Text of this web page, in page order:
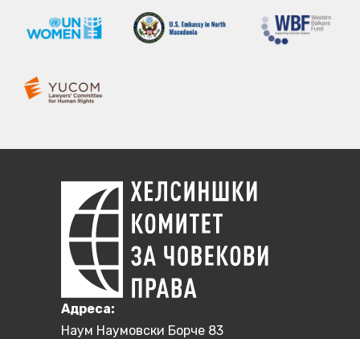
Aдреса:
Наум Наумовски Борче 83